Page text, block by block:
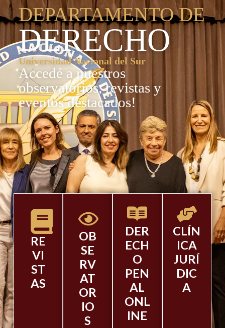
DEPARTAMENTO DE
DERECHO
Universidad Nacional del Sur
Accedé a nuestros
observatorios, revistas y
eventos destacados!
RE
VI
ST
AS
OB
SE
RV
AT
OR
IO
S
DER
ECH
O
PEN
AL
ONL
INE
CLÍN
ICA
JURÍ
DIC
A